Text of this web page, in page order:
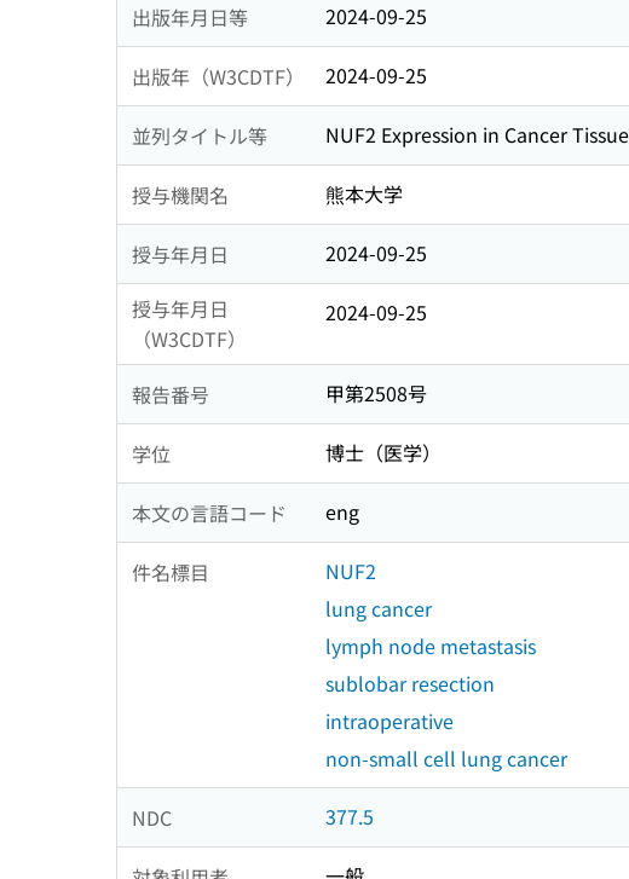
出版年月日等 2024-09-25
出版年（W3CDTF） 2024-09-25
並列タイトル等 NUF2 Expression in Cancer
授与機関名 熊本大学
授与年月日
2024-09-25
授与年月日
（W3CDTF）
2024-09-25
報告番号 甲第2508号
学位 博士（医学）
本文の言語コード eng
件名標目
NUF2
lung cancer
lymph node metastasis
sublobar resection
intraoperative
non-small cell lung cancer
NDC 377.5